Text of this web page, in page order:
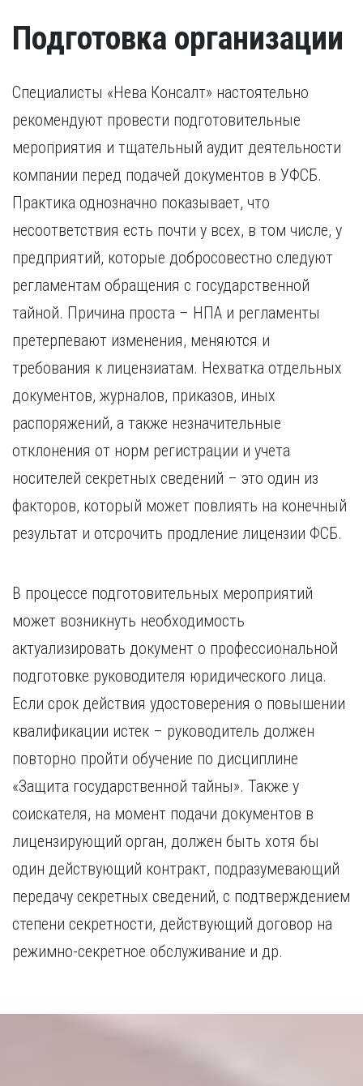
Подготовка организации
Специалисты «Нева Консалт» настоятельно
рекомендуют провести подготовительные
мероприятия и тщательный аудит деятельности
компании перед подачей документов в УФСБ.
Практика однозначно показывает, что
несоответствия есть почти у всех, в том числе, у
предприятий, которые добросовестно следуют
регламентам обращения с государственной
тайной. Причина проста – НПА и регламенты
претерпевают изменения, меняются и
требования к лицензиатам. Нехватка отдельных
документов, журналов, приказов, иных
распоряжений, а также незначительные
отклонения от норм регистрации и учета
носителей секретных сведений – это один из
факторов, который может повлиять на конечный
результат и отсрочить продление лицензии ФСБ.
В процессе подготовительных мероприятий
может возникнуть необходимость
актуализировать документ о профессиональной
подготовке руководителя юридического лица.
Если срок действия удостоверения о повышении
квалификации истек – руководитель должен
повторно пройти обучение по дисциплине
«Защита государственной тайны». Также у
соискателя, на момент подачи документов в
лицензирующий орган, должен быть хотя бы
один действующий контракт, подразумевающий
передачу секретных сведений, с подтверждением
степени секретности, действующий договор на
режимно-секретное обслуживание и др.